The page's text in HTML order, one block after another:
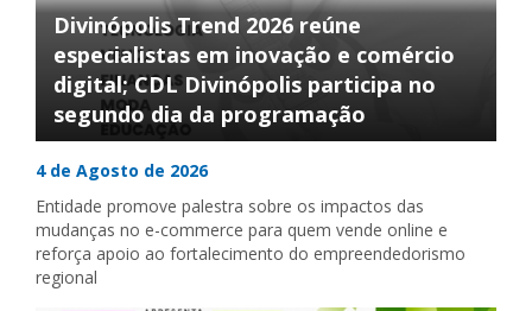
Divinópolis Trend 2026 reúne
especialistas em inovação e comércio
digital; CDL Divinópolis participa no
segundo dia da programação
4 de Agosto de 2026
Entidade promove palestra sobre os impactos das
mudanças no e-commerce para quem vende online e
reforça apoio ao fortalecimento do empreendedorismo
regional